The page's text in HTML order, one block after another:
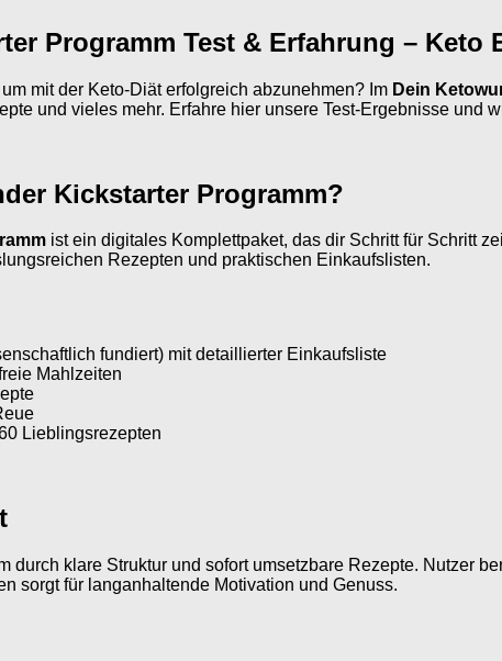
Programm Test & Erfahrung – Keto
mit der Keto-Diät erfolgreich abzunehmen? Im Dein
und vieles mehr. Erfahre hier unsere Test-Ergebnisse und
Kickstarter Programm?
ist ein digitales Komplettpaket, das dir Schritt für Schritt
Rezepten und praktischen Einkaufslisten.
fundiert) mit detaillierter Einkaufsliste
Mahlzeiten
Lieblingsrezepten
durch klare Struktur und sofort umsetzbare Rezepte. Nutzer
sorgt für langanhaltende Motivation und Genuss.